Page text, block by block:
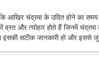
चंद्रमा के उदित होने का
और त्योहार होते हैं जिनमें चंद्रमा
सटीक जानकारी हो और इससे